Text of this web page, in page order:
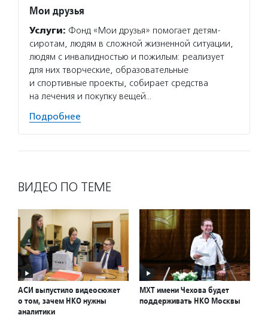
Мои друзья
Услуги: Фонд «Мои друзья» помогает детям-
сиротам, людям в сложной жизненной ситуации,
людям с инвалидностью и пожилым: реализует
для них творческие, образовательные
и спортивные проекты, собирает средства
на лечения и покупку вещей…
Подробнее
ВИДЕО ПО ТЕМЕ
АСИ выпустило видеосюжет
о том, зачем НКО нужны
аналитики
МХТ имени Чехова будет
поддерживать НКО Москвы